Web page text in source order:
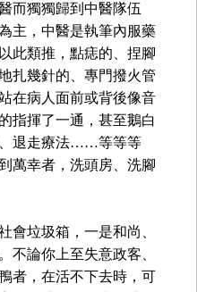
而獨獨歸到中醫隊伍
主，中醫是執筆內服藥
此類推，點痣的、捏腳
扎幾針的、專門撥火管
在病人面前或背後像音
指揮了一通，甚至鵝白
退走療法……等等等
萬幸者，洗頭房、洗腳
會垃圾箱，一是和尚、
不論你上至失意政客、
者，在活不下去時，可